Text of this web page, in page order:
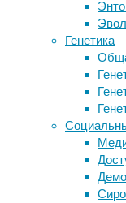
Генетика
причины
этого
неясны.
Судя
по
новому
дело
вряд
ли